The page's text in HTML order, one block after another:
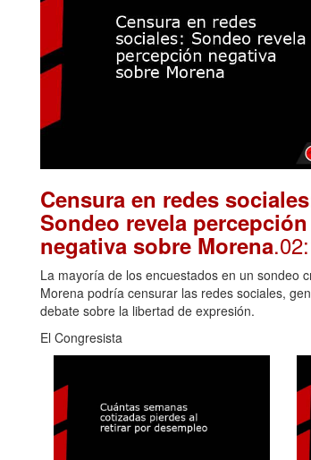
Censura en redes
Sondeo revela percepción
negativa sobre Morena
La mayoría de los encuestados en un sondeo
Morena podría censurar las redes sociales,
debate sobre la libertad de expresión.
El Congresista